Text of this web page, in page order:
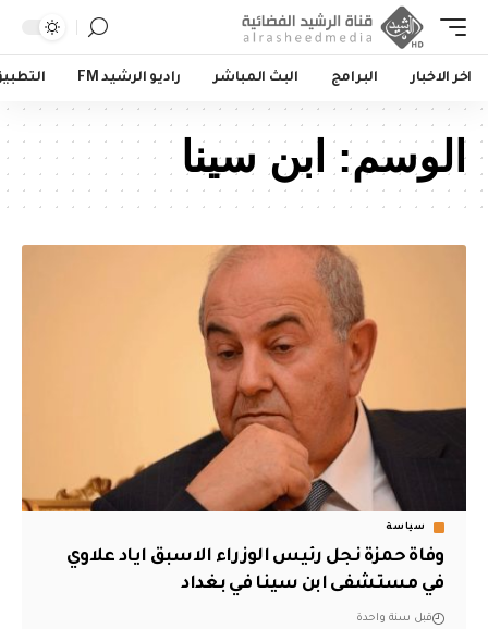
اخر الاخبار البرامج البث المباشر راديو الرشيد FM
الوسم: ابن سينا
سياسة
وفاة حمزة نجل رئيس الوزراء الاسبق اياد علاوي
في مستشفى ابن سينا في بغداد
قبل سنة واحدة